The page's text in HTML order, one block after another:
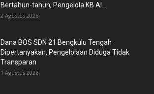
Bertahun-tahun, Pengelola KB Al...
2 Agustus 2026
Dana BOS SDN 21 Bengkulu Tengah
Dipertanyakan, Pengelolaan Diduga Tidak
Transparan
1 Agustus 2026